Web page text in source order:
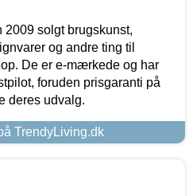
solgt brugskunst,
og andre ting til
De er e-mærkede og har
foruden prisgaranti på
deres udvalg.
TrendyLiving.dk